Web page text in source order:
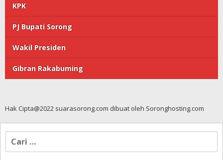
KPK
PJ Bupati Sorong
Wakil Presiden
Gibran Rakabuming
Hak Cipta@2022 suarasorong.com dibuat oleh Soronghosting.com
Cari
untuk: